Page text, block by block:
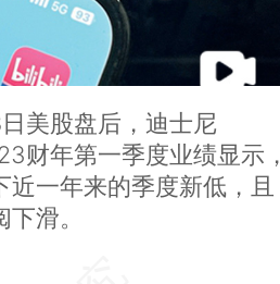
美股盘后，迪士尼
财年第一季度业绩显示，
一年来的季度新低，且
滑。